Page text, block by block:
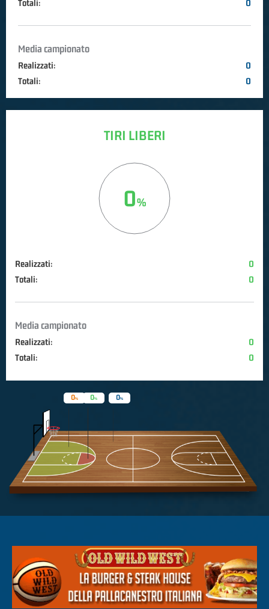
Totali: 0
Media campionato
Realizzati:
0
Totali:
0
TIRI LIBERI
0
Realizzati:
0
Totali:
0
Media campionato
Realizzati:
0
Totali:
0
0
0 0